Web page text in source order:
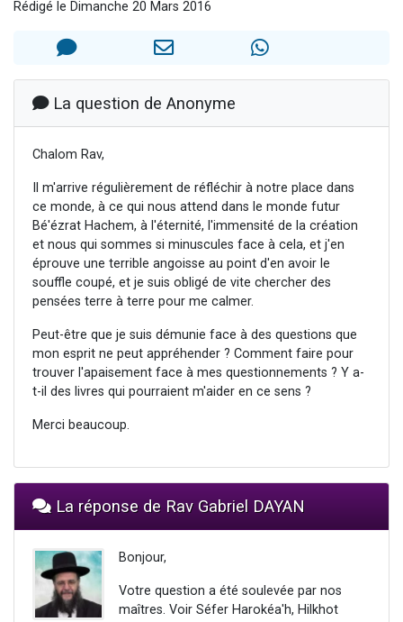
30 personnes viennent de faire un don pour Sauvez la jambe de Yohan
12 nouvelles musiques dans Torah-Box Music
29 personnes viennent de demander une bénédiction
Rédigé le Dimanche 20 Mars 2016
La question de Anonyme
Chalom Rav,
Il m'arrive régulièrement de réfléchir à notre place dans
ce monde, à ce qui nous attend dans le monde futur
Bé'ézrat Hachem, à l'éternité, l'immensité de la création
et nous qui sommes si minuscules face à cela, et j'en
éprouve une terrible angoisse au point d'en avoir le
souffle coupé, et je suis obligé de vite chercher des
pensées terre à terre pour me calmer.
Peut-être que je suis démunie face à des questions que
mon esprit ne peut appréhender ? Comment faire pour
trouver l'apaisement face à mes questionnements ? Y a-
t-il des livres qui pourraient m'aider en ce sens ?
Merci beaucoup.
La réponse de Rav Gabriel DAYAN
Bonjour,
Votre question a été soulevée par nos
maîtres. Voir Séfer Harokéa'h, Hilkhot